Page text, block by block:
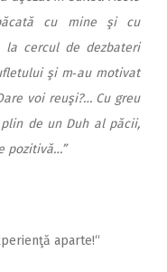
cu mine şi cu
la cercul de dezbateri
şi m‑au motivat
voi reuşi?… Cu greu
de un Duh al păcii,
pozitivă…”
aparte!“